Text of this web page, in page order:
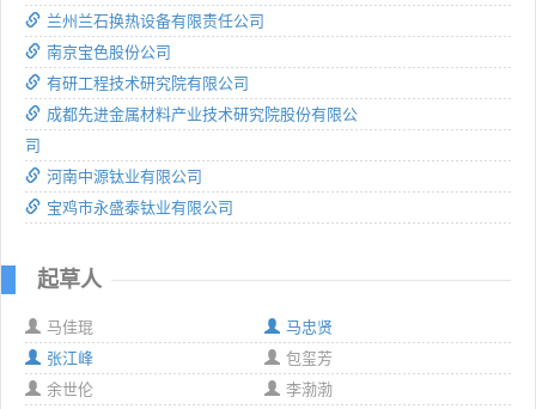
兰州兰石换热设备有限责任公司
南京宝色股份公司
有研工程技术研究院有限公司
成都先进金属材料产业技术研究院股份有限公
司
河南中源钛业有限公司
宝鸡市永盛泰钛业有限公司
起草人
马佳琨
马忠贤
张江峰
包玺芳
余世伦
李渤渤